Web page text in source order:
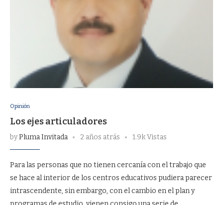
Opinión
Los ejes articuladores
byPluma Invitada 2 años atrás 1.9k Vistas
Para las personas que no tienen cercanía con el trabajo que
se hace al interior de los centros educativos pudiera parecer
intrascendente, sin embargo, con el cambio en el plan y